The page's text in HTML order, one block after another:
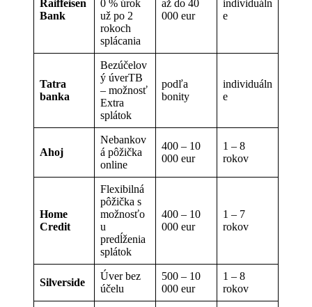
Raiffeisen
Bank
0 % úrok
už po 2
rokoch
splácania
až do 40
000 eur
individuáln
e
Tatra
banka
Bezúčelov
ý úverTB
– možnosť
Extra
splátok
podľa
bonity
individuáln
e
Ahoj
Nebankov
á pôžička
online
400 – 10
000 eur
1 – 8
rokov
Home
Credit
Flexibilná
pôžička s
možnosťo
u
predĺženia
splátok
400 – 10
000 eur
1 – 7
rokov
Silverside
Úver bez
účelu
500 – 10
000 eur
1 – 8
rokov